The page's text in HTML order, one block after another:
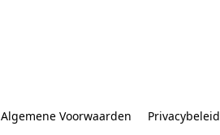
Algemene Voorwaarden Privacybeleid